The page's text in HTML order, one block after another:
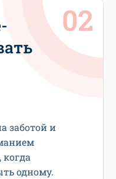
заботой и
когда
одному.